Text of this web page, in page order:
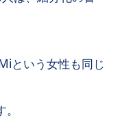
という女性も同じ